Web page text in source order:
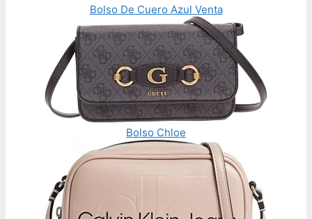
Bolso De Cuero Azul Venta
Bolso Chloe